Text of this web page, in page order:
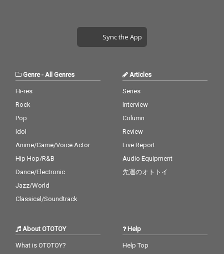
hunband●ボカロ楽曲
000845
Sync the App
Genre- All Genres
Hi-res
Rock
Pop
Idol
Anime/Game/Voice Actor
Hip Hop/R&B
Dance/Electronic
Jazz/World
Classical/Soundtrack
Articles
Series
Interview
Column
Review
Live Report
Audio Equipment
先週のオトトイ
About OTOTOY
What is OTOTOY?
Help
Help Top